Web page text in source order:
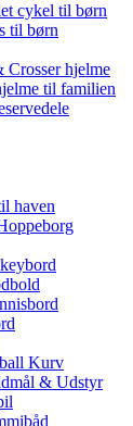
cykel til børn
til børn
hjelme
til familien
haven
Kurv
& Udstyr